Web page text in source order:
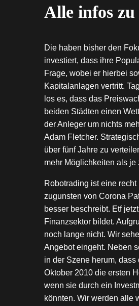
Alle infos zu
Die haben bisher den
investiert, dass ihre
Frage, wobei er hierbei
Kapitalanlagen vertritt.
los es, dass das
beiden Städten einen
der Anleger um nichts
Adam Fletcher.
über fünf Jahre zu
mehr Möglichkeiten als je
Robotrading ist eine
zugunsten von Corona
besser beschreibt. Etf
Finanzsektor bildet.
noch lange nicht. Wir
Angebot eingeht. Neben
in der Szene herum,
Oktober 2010 die ersten
wenn sie durch ein
könnten. Wir werden alle